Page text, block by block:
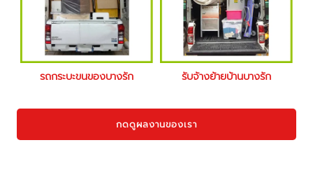
รถกระบะขนของบางรัก รับจ้างย้ายบ้านบางรัก
กดดูผลงานของเรา